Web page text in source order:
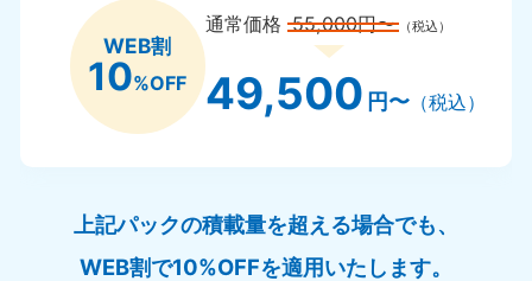
WEB割
10%OFF
通常価格55,000円〜 （税込）
49,500 円〜（税込）
上記パックの積載量を超える場合でも、
WEB割で10%OFFを適用いたします。